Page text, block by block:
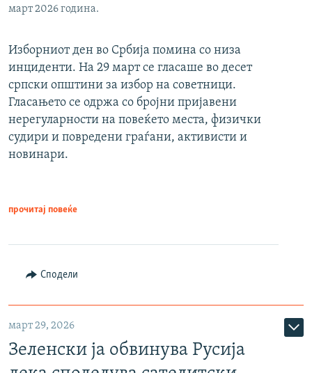
март 2026 година.
Изборниот ден во Србија помина со низа
инциденти. На 29 март се гласаше во десет
српски општини за избор на советници.
Гласањето се одржа со бројни пријавени
нерегуларности на повеќето места, физички
судири и повредени граѓани, активисти и
новинари.
прочитај повеќе
Сподели
март 29, 2026
Зеленски ја обвинува Русија